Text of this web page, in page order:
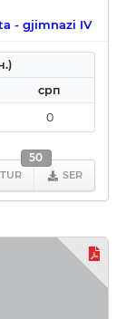
- gjimnazi IV
срп
0
TUR SER
50